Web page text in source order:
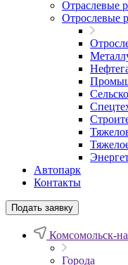
Отраслевые
Отрослевые
Автопарк
Контакты
Подать заявку
Комсомольск-
Города